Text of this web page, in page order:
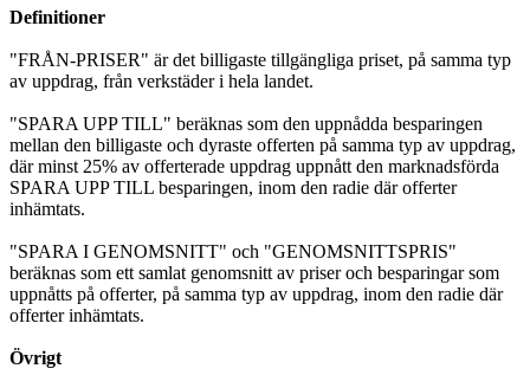
Definitioner
"FRÅN-PRISER" är det billigaste tillgängliga priset, på samma typ
av uppdrag, från verkstäder i hela landet.
"SPARA UPP TILL" beräknas som den uppnådda besparingen
mellan den billigaste och dyraste offerten på samma typ av uppdrag,
där minst 25% av offerterade uppdrag uppnått den marknadsförda
SPARA UPP TILL besparingen, inom den radie där offerter
inhämtats.
"SPARA I GENOMSNITT" och "GENOMSNITTSPRIS"
beräknas som ett samlat genomsnitt av priser och besparingar som
uppnåtts på offerter, på samma typ av uppdrag, inom den radie där
offerter inhämtats.
Övrigt